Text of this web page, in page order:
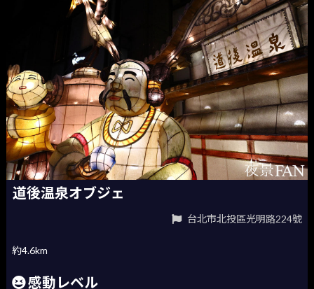
道後温泉オブジェ
台北市北投區光明路224號
約4.6km
感動レベル